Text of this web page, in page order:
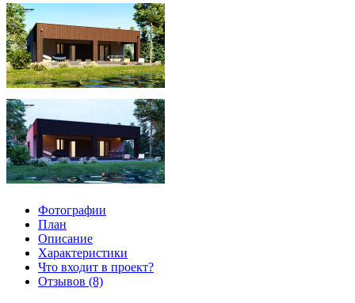
Фотографии
План
Описание
Характеристики
Что входит в проект?
Отзывов (8)